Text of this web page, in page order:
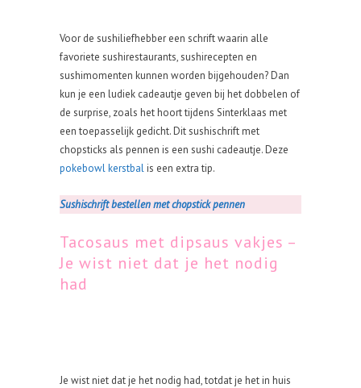
Voor de sushiliefhebber een schrift waarin alle
favoriete sushirestaurants, sushirecepten en
sushimomenten kunnen worden bijgehouden? Dan
kun je een ludiek cadeautje geven bij het dobbelen of
de surprise, zoals het hoort tijdens Sinterklaas met
een toepasselijk gedicht. Dit sushischrift met
chopsticks als pennen is een sushi cadeautje. Deze
pokebowl kerstbalis een extra tip.
Sushischrift bestellen met chopstick pennen
Tacosaus met dipsaus vakjes –
Je wist niet dat je het nodig
had
Je wist niet dat je het nodig had, totdat je het in huis